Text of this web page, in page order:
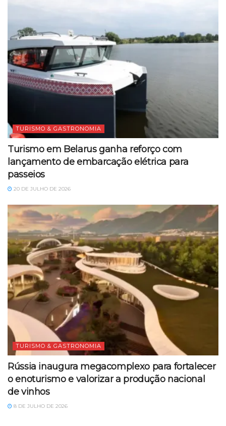
TURISMO & GASTRONOMIA
Turismo em Belarus ganha reforço com
lançamento de embarcação elétrica para
passeios
20 DE JULHO DE 2026
TURISMO & GASTRONOMIA
Rússia inaugura megacomplexo para fortalecer
o enoturismo e valorizar a produção nacional
de vinhos
8 DE JULHO DE 2026